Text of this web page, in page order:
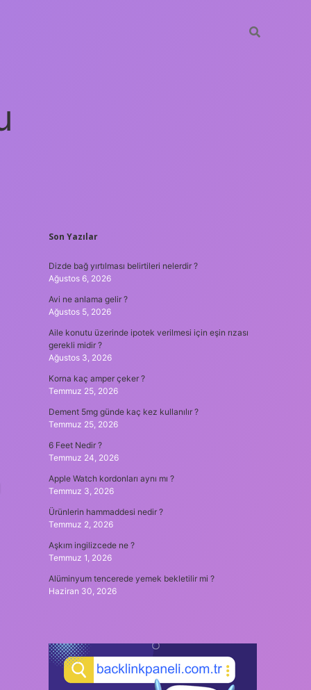
SIDEBAR
Son Yazılar
Dizde bağ yırtılması belirtileri nelerdir ?
Ağustos 6, 2026
Avi ne anlama gelir ?
Ağustos 5, 2026
Aile konutu üzerinde ipotek verilmesi için eşin rızası
gerekli midir ?
Ağustos 3, 2026
Korna kaç amper çeker ?
Temmuz 25, 2026
Dement 5mg günde kaç kez kullanılır ?
Temmuz 25, 2026
6 Feet Nedir ?
Temmuz 24, 2026
Apple Watch kordonları aynı mı ?
Temmuz 3, 2026
Ürünlerin hammaddesi nedir ?
Temmuz 2, 2026
Aşkım ingilizcede ne ?
Temmuz 1, 2026
Alüminyum tencerede yemek bekletilir mi ?
Haziran 30, 2026
girişilbet casino